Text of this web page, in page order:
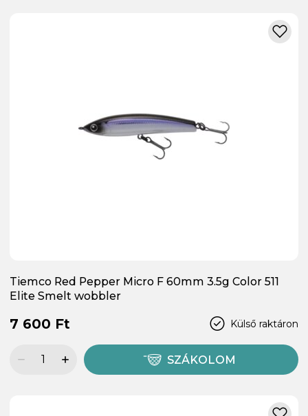
Tiemco Red Pepper Micro F 60mm 3.5g Color 511
Elite Smelt wobbler
Külső raktáron
7 600 Ft
SZÁKOLOM